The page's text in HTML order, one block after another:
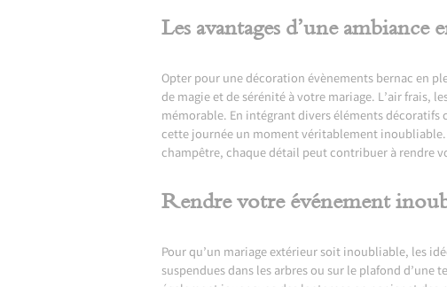
Les avantages d’une ambiance
Opter pour unedécoration évènements bernacen
de magie et de sérénité à votre mariage. L’air frais,
mémorable. En intégrant divers éléments
cette journée un moment véritablement
champêtre, chaque détail peut contribuer à rendre
Rendre votre événement
Pour qu’un mariage extérieur soit inoubliable, les
suspendues dans les arbres ou sur le plafond